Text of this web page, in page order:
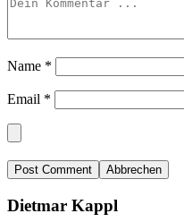
Name *
Email *
Abbrechen
Dietmar Kappl